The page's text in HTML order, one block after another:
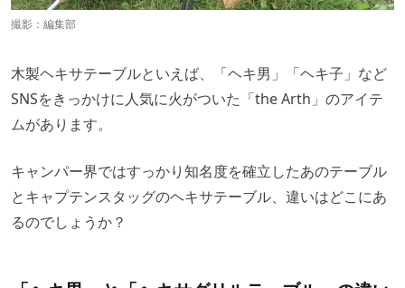
撮影：編集部
木製ヘキサテーブルといえば、「ヘキ男」「ヘキ子」など
SNSをきっかけに人気に火がついた「the Arth」のアイテ
ムがあります。
キャンパー界ではすっかり知名度を確立したあのテーブル
とキャプテンスタッグのヘキサテーブル、違いはどこにあ
るのでしょうか？